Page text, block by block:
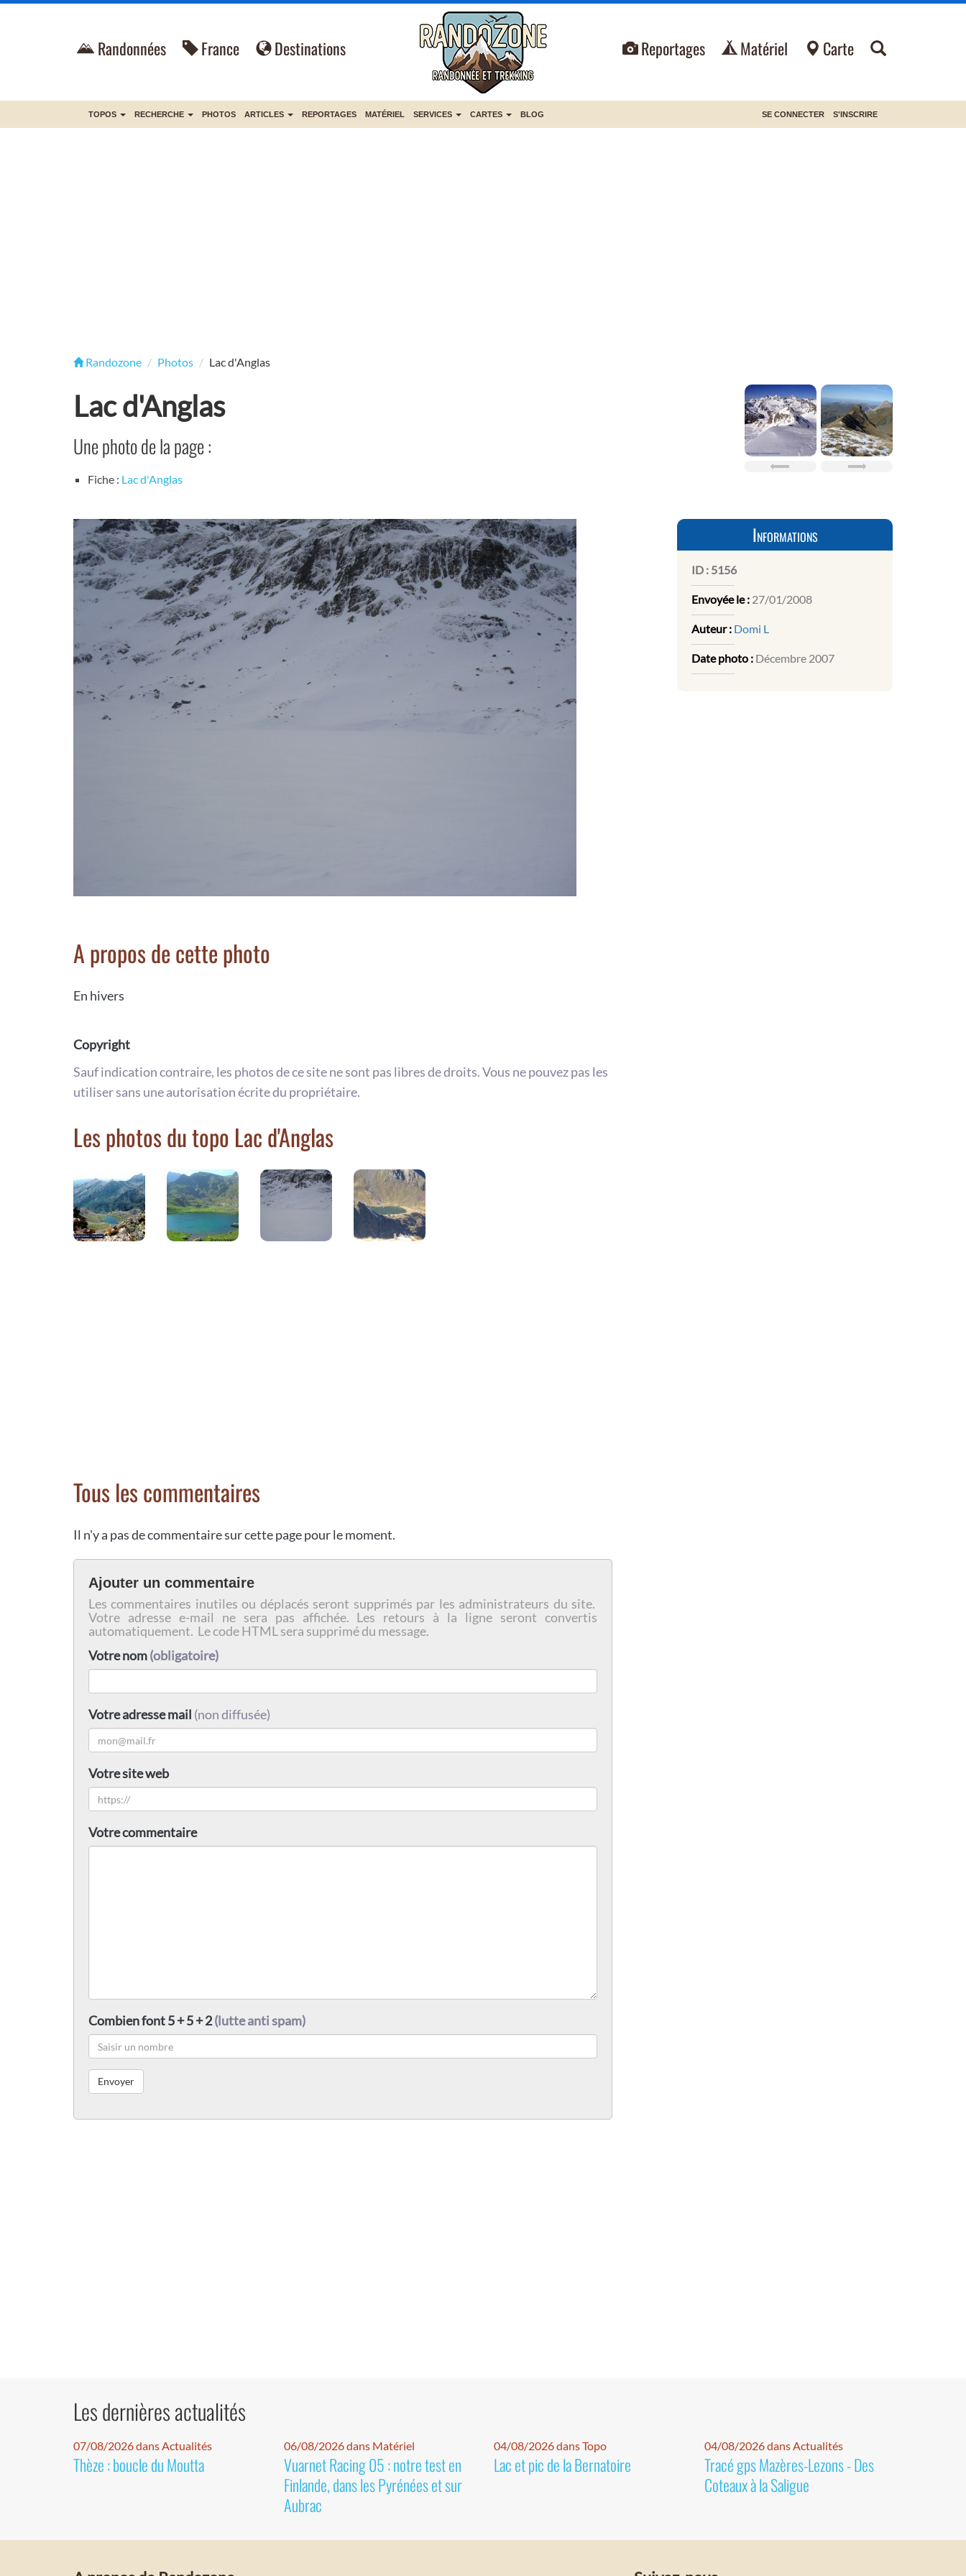
Randonnées France Destinations Reportages Matériel Carte
TOPOS RECHERCHE PHOTOS ARTICLES REPORTAGES MATÉRIEL SERVICES CARTES BLOG SE CONNECTER S'INSCRIRE
Randozone Photos Lac d'Anglas
Lac d'Anglas
Une photo de la page :
Fiche : Lac d'Anglas
A propos de cette photo
En hivers
Copyright
Sauf indication contraire, les photos de ce site ne sont pas libres de droits. Vous ne pouvez pas les
utiliser sans une autorisation écrite du propriétaire.
Les photos du topo Lac d'Anglas
Tous les commentaires
Il n'y a pas de commentaire sur cette page pour le moment.
Ajouter un commentaire
Les commentaires inutiles ou déplacés seront supprimés par les administrateurs du site.
Votre adresse e-mail ne sera pas affichée. Les retours à la ligne seront convertis
automatiquement. Le code HTML sera supprimé du message.
Votre nom(obligatoire)
Votre adresse mail (non diffusée)
Votre site web
Votre commentaire
Combien font 5 + 5 + 2(lutte anti spam)
Informations
ID : 5156
Envoyée le : 27/01/2008
Auteur : Domi L
Date photo : Décembre 2007
Les dernières actualités
07/08/2026 dans Actualités
Thèze : boucle du Moutta
06/08/2026 dans Matériel
Vuarnet Racing 05 : notre test en
Finlande, dans les Pyrénées et sur
Aubrac
04/08/2026 dans Topo
Lac et pic de la Bernatoire
04/08/2026 dans Actualités
Tracé gps Mazères-Lezons - Des
Coteaux à la Saligue